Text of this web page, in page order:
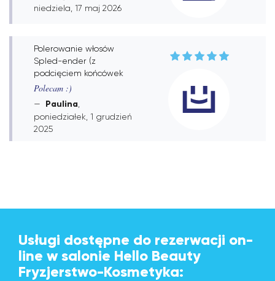
niedziela, 17 maj 2026
Polerowanie włosów
Spled-ender (z
podcięciem końcówek
Polecam :)
Paulina
poniedziałek, 1 grudzień
2025
Usługi dostępne do rezerwacji on-
line w salonie Hello Beauty
Fryzjerstwo-Kosmetyka: